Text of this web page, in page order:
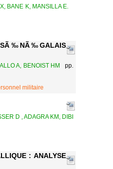
BANE K, MANSILLA E.
SÃ‰NÃ‰GALAIS
A, BENOIST HM
pp.
militaire
D , ADAGRA KM, DIBI
: ANALYSE